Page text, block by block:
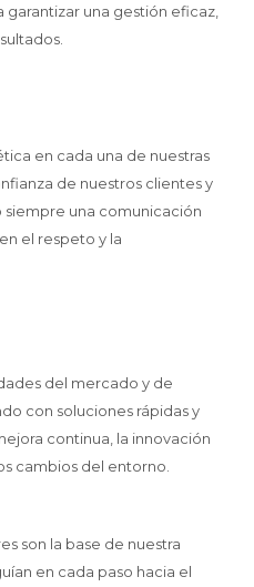
una gestión eficaz,
en cada una de nuestras
de nuestros clientes y
una comunicación
el respeto y la
del mercado y de
con soluciones rápidas y
continua, la innovación
cambios del entorno.
son la base de nuestra
en cada paso hacia el